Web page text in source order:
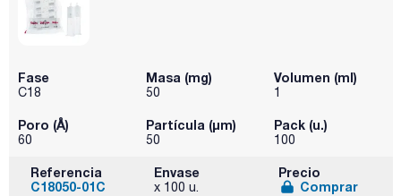
Fase
C18
Masa (mg)
50
Volumen (ml)
1
Poro (Å)
60
Partícula (μm)
50
Pack (u.)
100
Referencia
C18050-01C
Envase
x 100 u.
Precio
Comprar